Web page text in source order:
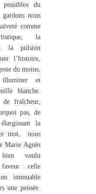
possibles du
nous
comme
la
la pulsion
l’histoire,
du moins,
et
blanche.
fraîcheur,
pas, de
la
mot, nous
Marie Agnès
voulu
faveur : celle
immuable
une pensée.